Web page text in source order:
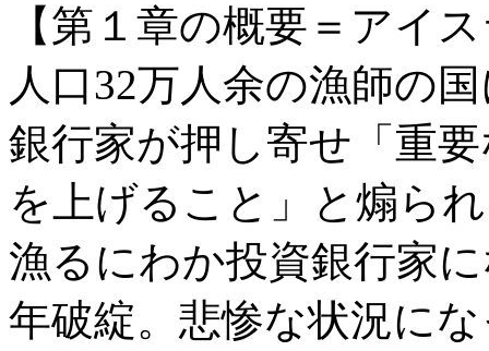
【第１章の概要＝アイ
人口32万人余の漁師の
銀行家が押し寄せ「重
を上げること」と煽ら
漁るにわか投資銀行家
年破綻。悲惨な状況に